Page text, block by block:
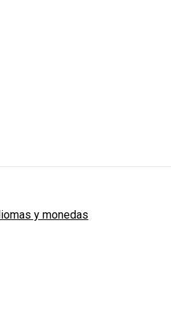
y monedas